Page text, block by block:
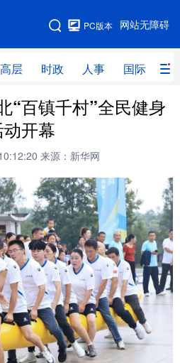
网站无障碍
PC版本
高层 时政 人事 国际 财
网站地图
时政 人事
网评
量子 体育
健康 军事
图片 政务
金融 汽车
信息化 数字经济
银龄 溯源中国
百镇千村”全民健身
动开幕
来源：新华网